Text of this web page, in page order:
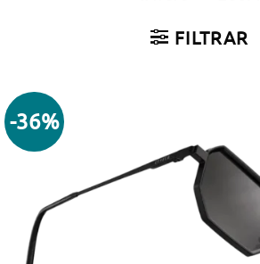
FILTRAR
-36%